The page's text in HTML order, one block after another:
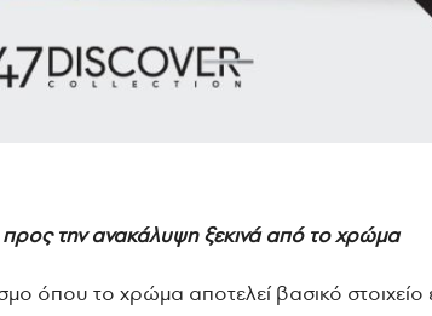
την ανακάλυψη ξεκινά από το χρώμα
όπου το χρώμα αποτελεί βασικό